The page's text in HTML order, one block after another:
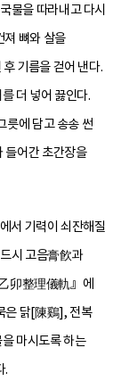
물을 따라내고 다시
져 뼈와 살을
기름을 걷어 낸다.
더 넣어 끓인다.
릇에 담고 송송 썬
들어간 초간장을
서 기력이 쇠잔해질
시 고음膏飮과
卯整理儀軌』에
은 닭[陳鷄], 전복
마시도록 하는
.